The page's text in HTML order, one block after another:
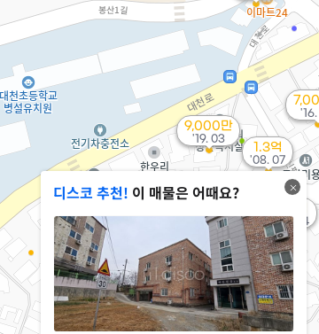
2억
'25. 03
'22. 11
1.8억
'21. 09
350만
9,000만
'19. 03
1.4억
'16. 08
'09. 04
1.3억
'08. 07
디스코 추천! 이 매물은 어때요?